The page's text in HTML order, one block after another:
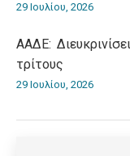
29 Ιουλίου, 2026
ΑΑΔΕ:
τρίτους
29 Ιουλίου, 2026